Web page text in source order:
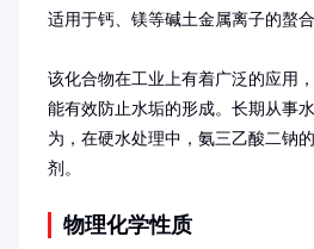
适用于钙、镁等碱土金属离子的螯合
该化合物在工业上有着广泛的应用
能有效防止水垢的形成。长期从事
为，在硬水处理中，氨三乙酸二钠
剂。
物理化学性质